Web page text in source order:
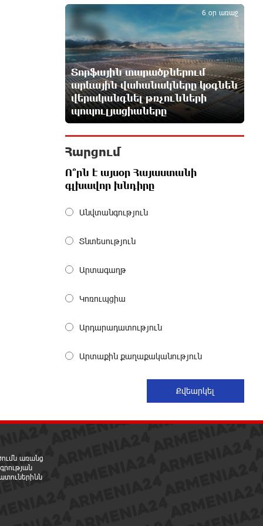
առաքելական եկեղեցու և նրա Հովվապետի
մեկ ժամ առաջ
Օգոստոսի 7-ը ասորի ժողովրդի
ցեղասպանության հիշատակի օրն
է․ Ուժեղ Հայաստան
մեկ ժամ առաջ
Հայաստանը ապրում է իր
գոյության ամենախայտառակ
ժամանակաշրջանը․ Գառնիկ
Դավթյան
մեկ ժամ առաջ
Էջմիածնում դատում են Ամենայն
Ղահրամանյան
օրենսդրական նախաձեռնության
խայտառակ զարգացումների,
Գյուղացիներին վերաբերող
առաջնային հարցերի մասին՝
Անդրանիկ Գևորգյան
Տորֆային տարածքներում
արևային վահանակները կօգնեն
վերականգնել թռչունների
պոպուլյացիաները
6 օր առաջ
5
Հարցում
Ո՞րն է այսօր Հայաստանի
գլխավոր խնդիրը
Անվտանգություն
Տնտեսություն
Արտագաղթ
Կոռուպցիա
Արդարադատություն
Արտաքին քաղաքականություն
առանց